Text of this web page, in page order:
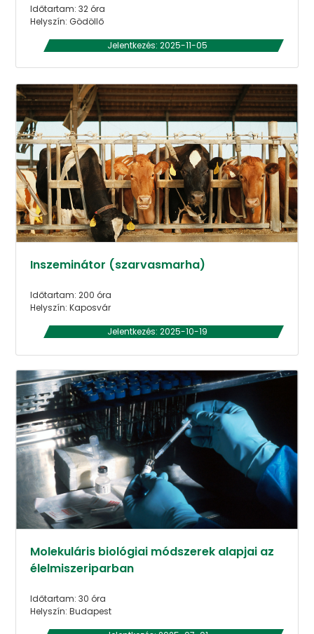
Időtartam: 32 óra
Helyszín: Gödöllő
Jelentkezés: 2025-11-05
Inszeminátor (szarvasmarha)
Időtartam: 200 óra
Helyszín: Kaposvár
Jelentkezés: 2025-10-19
Molekuláris biológiai módszerek alapjai az
élelmiszeriparban
Időtartam: 30 óra
Helyszín: Budapest